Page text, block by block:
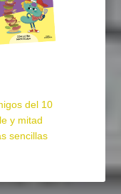
del 10
y mitad
sencillas